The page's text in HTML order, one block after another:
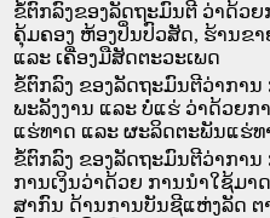
ຂໍ້ຕົກລົງຂອງລັດຖະມົນຕີ ວ່າດ້ວຍ
ຄຸ້ມຄອງ ຫ້ອງປິ່ນປົວສັດ, ຮ້ານຂາ
ແລະ ເຄື່ອງມືສັດຕະວະເພດ
ຂໍ້ຕົກລົງ ຂອງລັດຖະມົນຕີວ່າການ
ພະລັງງານ ແລະ ບໍ່ແຮ່ ວ່າດ້ວຍກ
ແຮ່ທາດ ແລະ ຜະລິດຕະພັນແຮ່ທ
ຂໍ້ຕົກລົງ ຂອງລັດຖະມົນຕີວ່າການ
ການເງິນວ່າດ້ວຍ ການນຳໃຊ້ມາ
ສາກົນ ດ້ານການບັນຊີແຫ່ງລັດ ຕ